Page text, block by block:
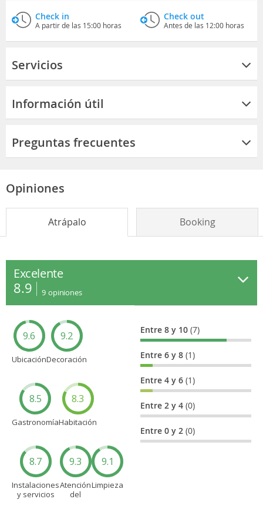
Check in
A partir de las 15:00 horas
Check out
Antes de las 12:00 horas
Servicios
Información útil
Preguntas frecuentes
Opiniones
Atrápalo Booking
Excelente
8.9 9 opiniones
9.6
Ubicación
9.2
Decoración
8.5
Gastronomía
8.3
Habitación
8.7
Instalaciones
y servicios
9.3
Atención
del
9.1
Limpieza
Entre 8 y 10(7)
Entre 6 y 8(1)
Entre 4 y 6(1)
Entre 2 y 4(0)
Entre 0 y 2(0)